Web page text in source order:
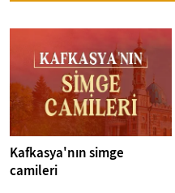
Kafkasya'nın simge
camileri